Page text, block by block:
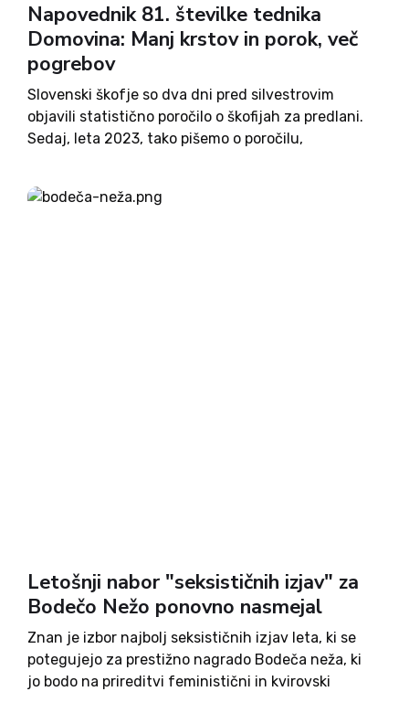
Napovednik 81. številke tednika
Domovina: Manj krstov in porok, več
pogrebov
Slovenski škofje so dva dni pred silvestrovim
objavili statistično poročilo o škofijah za predlani.
Sedaj, leta 2023, tako pišemo o poročilu,
poročilo pa ni samo malce zastarelo, marveč tudi
malce nepopolno. Škofje...
Letošnji nabor "seksističnih izjav" za
Bodečo Nežo ponovno nasmejal
Znan je izbor najbolj seksističnih izjav leta, ki se
potegujejo za prestižno nagrado Bodeča neža, ki
jo bodo na prireditvi feministični in kvirovski